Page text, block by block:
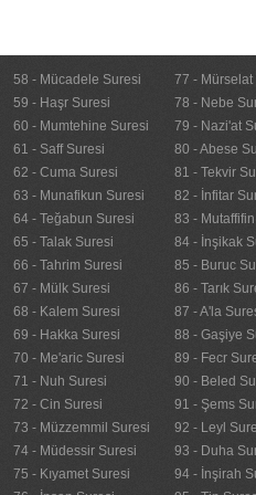
58 - Mücadele Suresi
59 - Haşr Suresi
60 - Mumtehine Suresi
61 - Saff Suresi
62 - Cuma Suresi
63 - Munafikun Suresi
64 - Teğabun Suresi
65 - Talak Suresi
66 - Tahrim Suresi
67 - Mülk Suresi
68 - Kalem Suresi
69 - Hakka Suresi
70 - Me'aric Suresi
71 - Nuh Suresi
72 - Cin Suresi
73 - Müzzemmil Suresi
74 - Müdessir Suresi
75 - Kıyamet Suresi
77 - Mürselat
78 - Nebe
79 - Nazi'at
80 - Abese
81 - Tekvir
82 - İnfitar
83 -
84 - İnşikak
85 - Buruc
86 - Tarık
87 - A'la
88 - Gaşiye
89 - Fecr
90 - Beled
91 - Şems
92 - Leyl
93 - Duha
94 - İnşirah